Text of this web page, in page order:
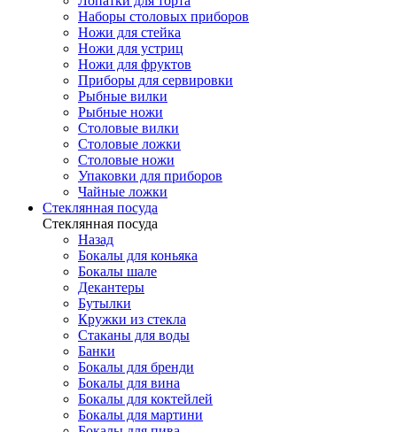
Наборы столовых приборов
Ножи для стейка
Ножи для устриц
Ножи для фруктов
Приборы для сервировки
Рыбные вилки
Рыбные ножи
Столовые вилки
Столовые ложки
Столовые ножи
Упаковки для приборов
Чайные ложки
Стеклянная посуда
Стеклянная посуда
Назад
Бокалы для коньяка
Бокалы шале
Декантеры
Бутылки
Кружки из стекла
Стаканы для воды
Банки
Бокалы для бренди
Бокалы для вина
Бокалы для коктейлей
Бокалы для мартини